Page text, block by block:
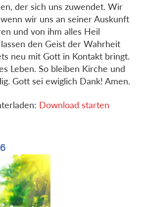
der sich uns zuwendet. Wir
wir uns an seiner Auskunft
und von ihm alles Heil
den Geist der Wahrheit
neu mit Gott in Kontakt bringt.
Leben. So bleiben Kirche und
Gott sei ewiglich Dank! Amen.
Download starten